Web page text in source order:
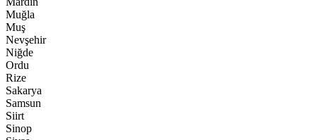
Muğla
Muş
Nevşehir
Niğde
Ordu
Rize
Sakarya
Samsun
Siirt
Sinop